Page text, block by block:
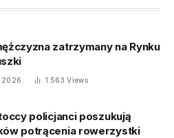
zatrzymany na Rynku
2026 1 563Views
policjanci poszukują
potrącenia rowerzystki